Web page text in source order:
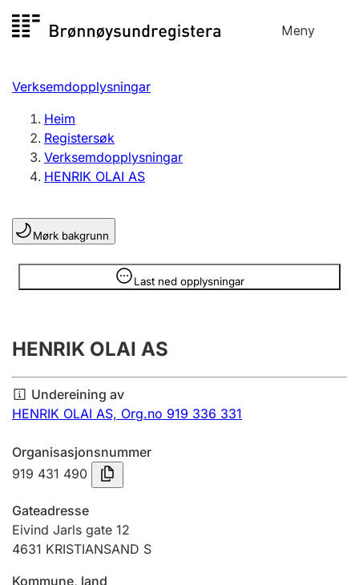
til
Meny
Registersøk
Aksjeselskap
Enkeltpersonføretak
Registrere, endre, slette
Lag og foreining
Registrere, endre, slette
Årsrekneskap
Innsending og forseinkingsgebyr
Tinglysing
Jeger
Betaling og jegeravgiftskort
Verksemdopplysningar
Heim
Registersøk
Verksemdopplysningar
HENRIK OLAI AS
Mørk bakgrunn
Last ned opplysningar
Opplysninger er skjult
HENRIK OLAI AS
Undereining av
HENRIK OLAI AS, Org.no 919 336 331
Organisasjonsnummer
919 431 490
Gateadresse
Eivind Jarls gate 12
4631 KRISTIANSAND S
Kommune, land